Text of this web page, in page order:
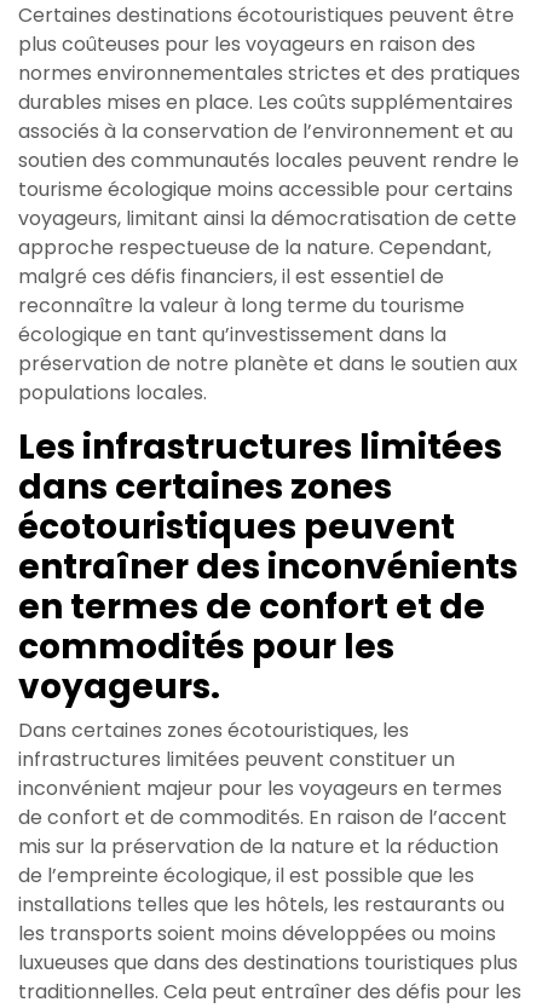
Certaines destinations écotouristiques peuvent être
plus coûteuses pour les voyageurs en raison des
normes environnementales strictes et des pratiques
durables mises en place. Les coûts supplémentaires
associés à la conservation de l’environnement et au
soutien des communautés locales peuvent rendre le
tourisme écologique moins accessible pour certains
voyageurs, limitant ainsi la démocratisation de cette
approche respectueuse de la nature. Cependant,
malgré ces défis financiers, il est essentiel de
reconnaître la valeur à long terme du tourisme
écologique en tant qu’investissement dans la
préservation de notre planète et dans le soutien aux
populations locales.
Les infrastructures limitées
dans certaines zones
écotouristiques peuvent
entraîner des inconvénients
en termes de confort et de
commodités pour les
voyageurs.
Dans certaines zones écotouristiques, les
infrastructures limitées peuvent constituer un
inconvénient majeur pour les voyageurs en termes
de confort et de commodités. En raison de l’accent
mis sur la préservation de la nature et la réduction
de l’empreinte écologique, il est possible que les
installations telles que les hôtels, les restaurants ou
les transports soient moins développées ou moins
luxueuses que dans des destinations touristiques plus
traditionnelles. Cela peut entraîner des défis pour les